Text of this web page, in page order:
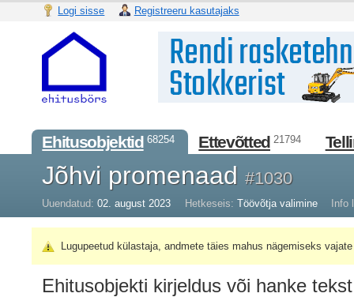
Logi sisse Registreeru kasutajaks
Ehitusobjektid 68254 Ettevõtted 21794
Jõhvi promenaad#1030
Uuendatud: 02. august 2023 Hetkeseis: Töövõtja valimine Info
Lugupeetud külastaja, andmete täies mahus nägemiseks
Ehitusobjekti kirjeldus või hanke tekst